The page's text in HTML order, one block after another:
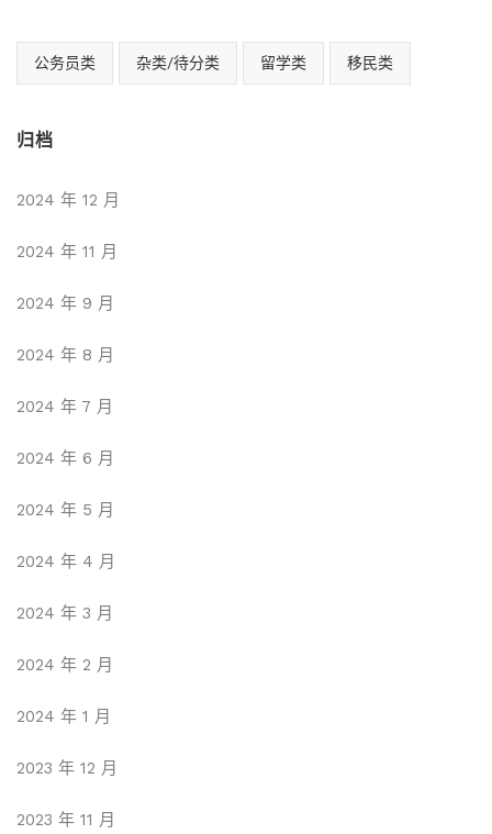
公务员类 杂类/待分类 留学类 移民类
归档
2024 年 12 月
2024 年 11 月
2024 年 9 月
2024 年 8 月
2024 年 7 月
2024 年 6 月
2024 年 5 月
2024 年 4 月
2024 年 3 月
2024 年 2 月
2024 年 1 月
2023 年 12 月
2023 年 11 月